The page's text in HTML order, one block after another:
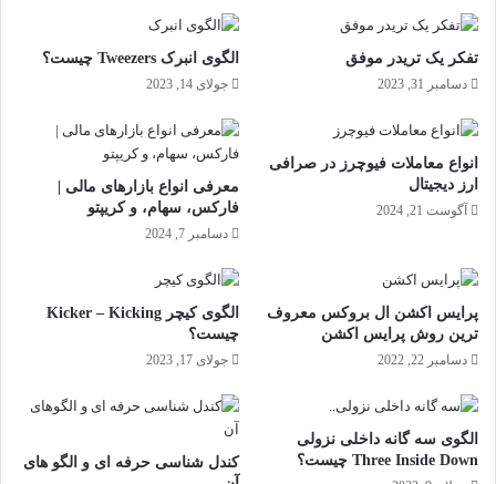
تفکر یک تریدر موفق
دسامبر 31, 2023
الگوی انبرک‌ Tweezers چیست؟
جولای 14, 2023
انواع معاملات فیوچرز در صرافی
ارز دیجیتال
آگوست 21, 2024
معرفی انواع بازارهای مالی |
فارکس، سهام، و کریپتو
دسامبر 7, 2024
پرایس اکشن ال بروکس معروف
ترین روش پرایس اکشن
دسامبر 22, 2022
الگوی کیچر Kicker – Kicking
چیست؟
جولای 17, 2023
الگوی سه گانه داخلی نزولی
Three Inside Down چیست؟
کندل شناسی حرفه ای و الگو های